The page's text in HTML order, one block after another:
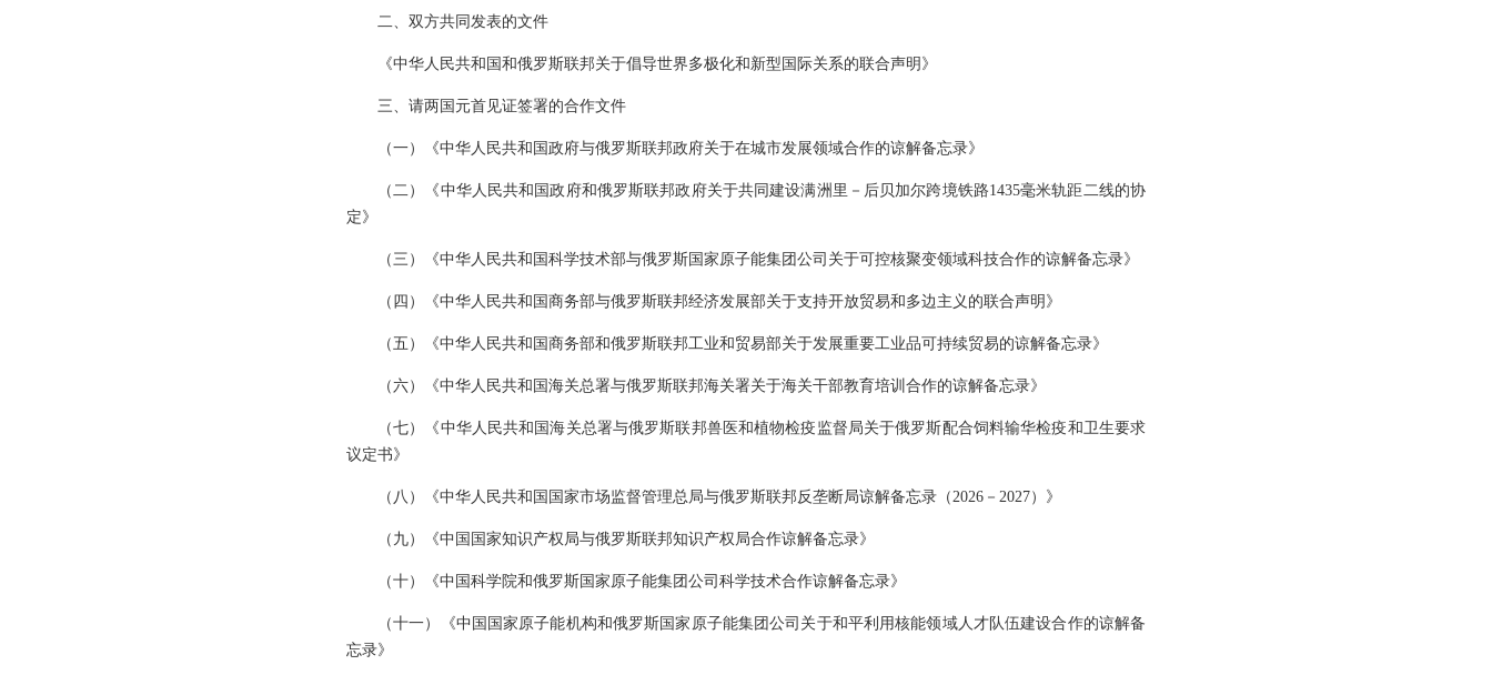
二、双方共同发表的文件
《中华人民共和国和俄罗斯联邦关于倡导世界多极化和新型国际关系的联合声明》
三、请两国元首见证签署的合作文件
（一）《中华人民共和国政府与俄罗斯联邦政府关于在城市发展领域合作的谅解备忘录》
（二）《中华人民共和国政府和俄罗斯联邦政府关于共同建设满洲里－后贝加尔跨境铁路1435毫米轨距二线的协
定》
（三）《中华人民共和国科学技术部与俄罗斯国家原子能集团公司关于可控核聚变领域科技合作的谅解备忘录》
（四）《中华人民共和国商务部与俄罗斯联邦经济发展部关于支持开放贸易和多边主义的联合声明》
（五）《中华人民共和国商务部和俄罗斯联邦工业和贸易部关于发展重要工业品可持续贸易的谅解备忘录》
（六）《中华人民共和国海关总署与俄罗斯联邦海关署关于海关干部教育培训合作的谅解备忘录》
（七）《中华人民共和国海关总署与俄罗斯联邦兽医和植物检疫监督局关于俄罗斯配合饲料输华检疫和卫生要求
议定书》
（八）《中华人民共和国国家市场监督管理总局与俄罗斯联邦反垄断局谅解备忘录（2026－2027）》
（九）《中国国家知识产权局与俄罗斯联邦知识产权局合作谅解备忘录》
（十）《中国科学院和俄罗斯国家原子能集团公司科学技术合作谅解备忘录》
（十一）《中国国家原子能机构和俄罗斯国家原子能集团公司关于和平利用核能领域人才队伍建设合作的谅解备
忘录》